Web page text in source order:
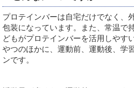
プロテインバーは自宅だけでなく、
包装になっています。また、常温で
どもがプロテインバーを活用しやす
やつのほかに、運動前、運動後、学
ンです。